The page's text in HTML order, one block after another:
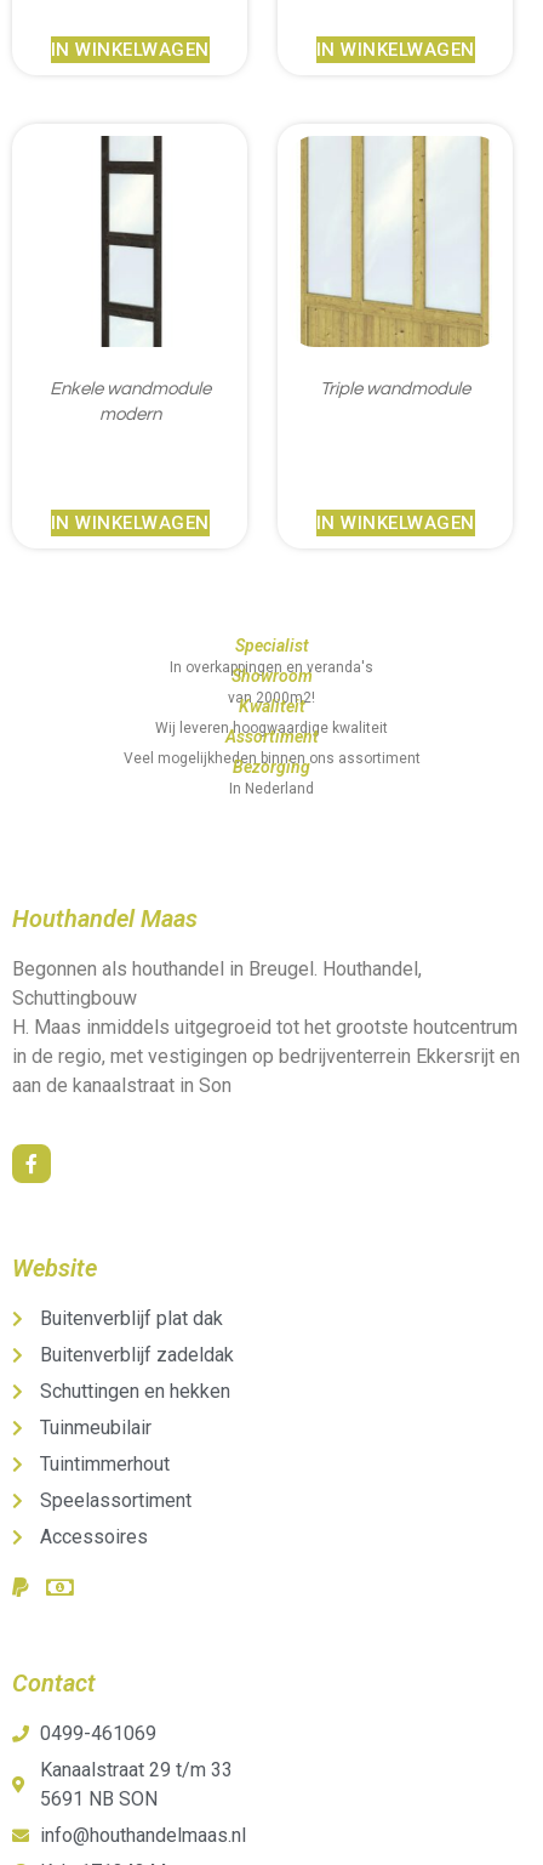
IN WINKELWAGEN IN WINKELWAGEN
Enkele wandmodule
modern
IN WINKELWAGEN
Triple wandmodule
IN WINKELWAGEN
Specialist
In overkappingen en veranda's
Showroom
van 2000m2!
Kwaliteit
Wij leveren hoogwaardige kwaliteit
Assortiment
Veel mogelijkheden binnen ons assortiment
Bezorging
In Nederland
Houthandel Maas
Begonnen als houthandel in Breugel. Houthandel,
Schuttingbouw
H. Maas inmiddels uitgegroeid tot het grootste houtcentrum
in de regio, met vestigingen op bedrijventerrein Ekkersrijt en
aan de kanaalstraat in Son
Website
Buitenverblijf plat dak
Buitenverblijf zadeldak
Schuttingen en hekken
Tuinmeubilair
Tuintimmerhout
Speelassortiment
Accessoires
Contact
0499-461069
Kanaalstraat 29 t/m 33
5691 NB SON
info@houthandelmaas.nl